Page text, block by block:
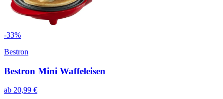
-33%
Bestron
Bestron Mini Waffeleisen
ab 20,99 €